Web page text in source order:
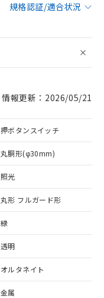
規格認証/適合状況
情報更新：2026/05/21
押ボタンスイッチ
丸胴形(φ30mm)
照光
丸形 フルガード形
緑
透明
オルタネイト
金属